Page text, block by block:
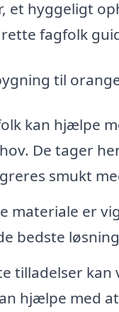
et hyggeligt
fagfolk
til
kan hjælpe
De tager
smukt
materiale er
bedste
tilladelser
hjælpe med